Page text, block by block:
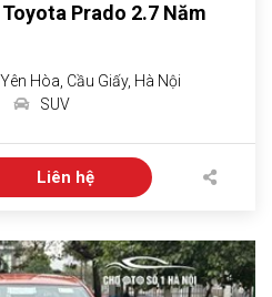
Toyota Prado 2.7 Năm
Hòa, Cầu Giấy, Hà Nội
SUV
Liên hệ